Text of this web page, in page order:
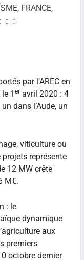
, FRANCE,
par l’AREC en
1 eravril 2020 : 4
dans l’Aude, un
viticulture ou
représente
12 MW crête
M€.
: le
dynamique
aux
premiers
octobre dernier